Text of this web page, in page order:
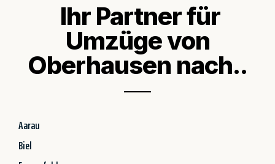
Ihr Partner für
Umzüge von
Oberhausen nach..
Aarau
Biel